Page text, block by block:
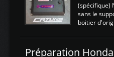
(spécifique)
sans le
boitier
d'envoyer